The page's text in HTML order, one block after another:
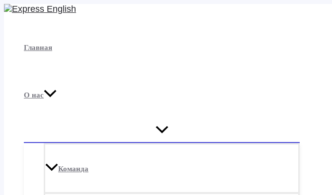
Перейти
Главная
О нас
Переключатель
меню
Команда